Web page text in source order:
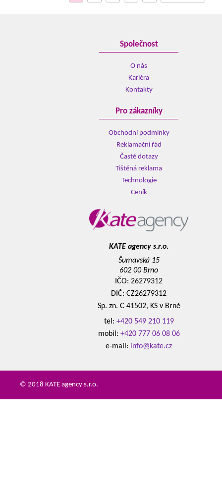
Společnost
O nás
Kariéra
Kontakty
Pro zákazníky
Obchodní podmínky
Reklamační řád
Časté dotazy
Tištěná reklama
Technologie
Ceník
KATE agency s.r.o.
Šumavská 15
602 00 Brno
IČO: 26279312
DIČ: CZ26279312
Sp. zn. C 41502, KS v Brně
tel: +420 549 210 119
mobil: +420 777 06 08 06
e-mail: info@kate.cz
© 2018 KATE agency s.r.o.